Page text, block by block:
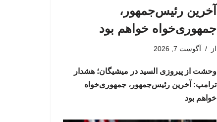
آخرین رئیس‌جمهور،
جمهوری‌خواه خواهم بود
از آگوست 7, 2026
وحشت از پیروزی السید در میشیگان؛ هشدار
ترامپ: آخرین رئیس‌جمهور، جمهوری‌خواه
خواهم بود